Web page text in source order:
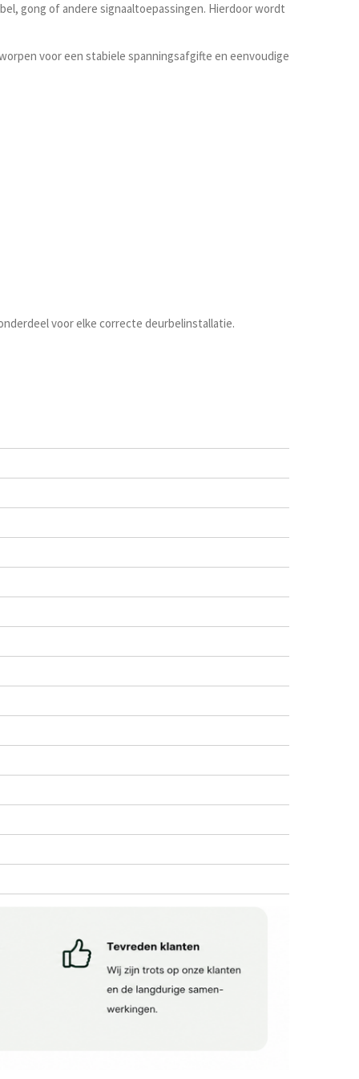
gong of andere signaaltoepassingen. Hierdoor wordt
voor een stabiele spanningsafgifte en eenvoudige
voor elke correcte deurbelinstallatie.